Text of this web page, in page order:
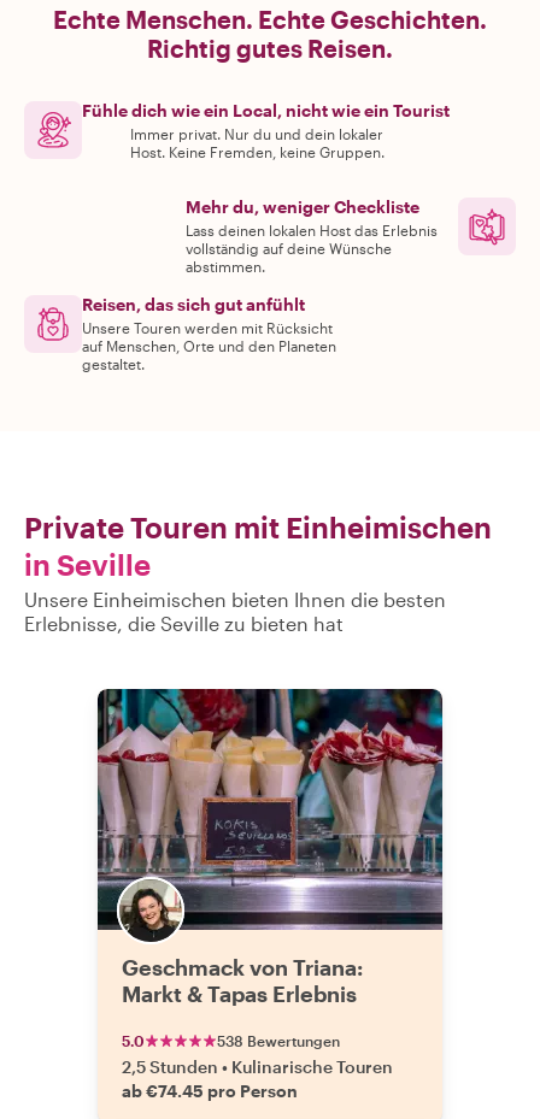
Echte Menschen. Echte Geschichten.
Richtig gutes Reisen.
Fühle dich wie ein Local, nicht wie ein Tourist
Immer privat. Nur du und dein lokaler
Host. Keine Fremden, keine Gruppen.
Mehr du, weniger Checkliste
Lass deinen lokalen Host das Erlebnis
vollständig auf deine Wünsche
abstimmen.
Reisen, das sich gut anfühlt
Unsere Touren werden mit Rücksicht
auf Menschen, Orte und den Planeten
gestaltet.
Private Touren mit Einheimischen
in Seville
Unsere Einheimischen bieten Ihnen die besten
Erlebnisse, die Seville zu bieten hat
Geschmack von Triana:
Markt & Tapas Erlebnis
5.0 538 Bewertungen
2,5 Stunden • Kulinarische Touren
ab €74.45 pro Person